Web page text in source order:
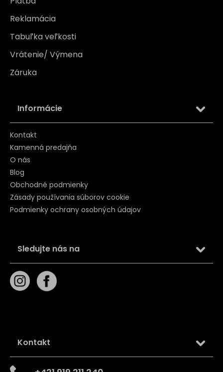
Reklamácia
Tabuľka veľkosti
Vrátenie/ Výmena
Záruka
Informácie
Kontakt
Kamenná predajňa
O nás
Blog
Obchodné podmienky
Zásady používania súborov cookie
Podmienky ochrany osobných údajov
Sledujte nás na
Kontakt